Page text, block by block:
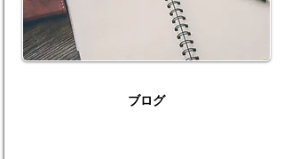
ブログ